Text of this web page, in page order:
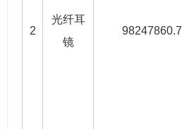
2
光纤耳
镜
98247860.7